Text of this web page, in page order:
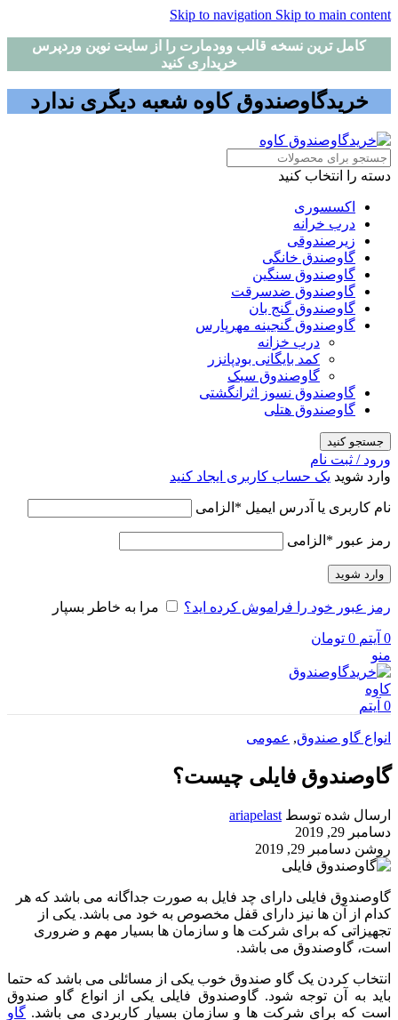
Skip to navigation Skip to main content
کامل ترین نسخه قالب وودمارت را از سایت نوین وردپرس
خریداری کنید
خریدگاوصندوق کاوه شعبه دیگری ندارد
دسته را انتخاب کنید
اکسسوری
درب خرانه
زیرصندوقی
گاوصندق خانگی
گاوصندوق سنگین
گاوصندوق ضدسرقت
گاوصندوق گنج بان
گاوصندوق گنجینه مهرپارس
درب خزانه
کمد بایگانی بودپانزر
گاوصندوق سبک
گاوصندوق نسوز اثرانگشتی
گاوصندوق هتلی
جستجو کنید
ورود / ثبت نام
وارد شوید یک حساب کاربری ایجاد کنید
نام کاربری یا آدرس ایمیل * الزامی
رمز عبور * الزامی
وارد شوید
رمز عبور خود را فراموش کرده اید؟ مرا به خاطر بسپار
0 آیتم 0 تومان
منو
0 آیتم
انواع گاو صندوق, عمومی
گاوصندوق فایلی چیست؟
ارسال شده توسط ariapelast
دسامبر 29, 2019
روشن دسامبر 29, 2019
گاوصندوق فایلی دارای چد فایل به صورت جداگانه می باشد که هر
کدام از آن ها نیز دارای قفل مخصوص به خود می باشد. یکی از
تجهیزاتی که برای شرکت ها و سازمان ها بسیار مهم و ضروری
است، گاوصندوق می باشد.
انتخاب کردن یک گاو صندوق خوب یکی از مسائلی می باشد که حتما
باید به آن توجه شود. گاوصندوق فایلی یکی از انواع گاو صندوق
است که برای شرکت ها و سازمان بسیار کاربردی می باشد. گاو